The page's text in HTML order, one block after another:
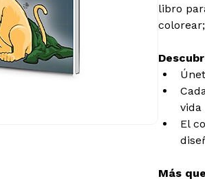
libro
vida
El
Más